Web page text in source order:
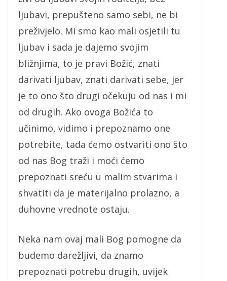
ljubavi, prepušteno samo sebi, ne bi
preživjelo. Mi smo kao mali osjetili tu
ljubav i sada je dajemo svojim
bližnjima, to je pravi Božić, znati
darivati ljubav, znati darivati sebe, jer
je to ono što drugi očekuju od nas i mi
od drugih. Ako ovoga Božića to
učinimo, vidimo i prepoznamo one
potrebite, tada ćemo ostvariti ono što
od nas Bog traži i moći ćemo
prepoznati sreću u malim stvarima i
shvatiti da je materijalno prolazno, a
duhovne vrednote ostaju.
Neka nam ovaj mali Bog pomogne da
budemo darežljivi, da znamo
prepoznati potrebu drugih, uvijek